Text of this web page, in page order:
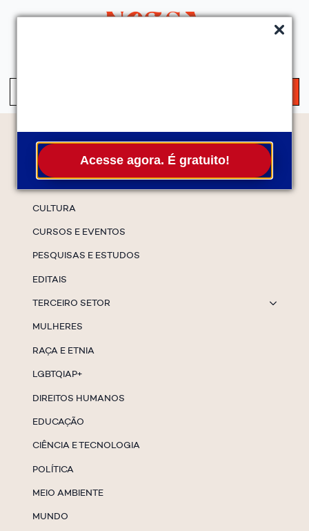
Acesse agora. É gratuito!
Temas
CULTURA
CURSOS E EVENTOS
PESQUISAS E ESTUDOS
EDITAIS
TERCEIRO SETOR
MULHERES
RAÇA E ETNIA
LGBTQIAP+
DIREITOS HUMANOS
EDUCAÇÃO
CIÊNCIA E TECNOLOGIA
POLÍTICA
MEIO AMBIENTE
MUNDO